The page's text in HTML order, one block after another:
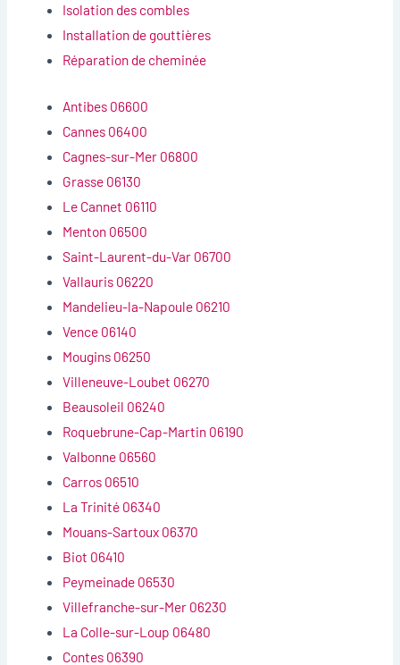
Isolation des combles
Installation de gouttières
Réparation de cheminée
Antibes 06600
Cannes 06400
Cagnes-sur-Mer 06800
Grasse 06130
Le Cannet 06110
Menton 06500
Saint-Laurent-du-Var 06700
Vallauris 06220
Mandelieu-la-Napoule 06210
Vence 06140
Mougins 06250
Villeneuve-Loubet 06270
Beausoleil 06240
Roquebrune-Cap-Martin 06190
Valbonne 06560
Carros 06510
La Trinité 06340
Mouans-Sartoux 06370
Biot 06410
Peymeinade 06530
Villefranche-sur-Mer 06230
La Colle-sur-Loup 06480
Contes 06390